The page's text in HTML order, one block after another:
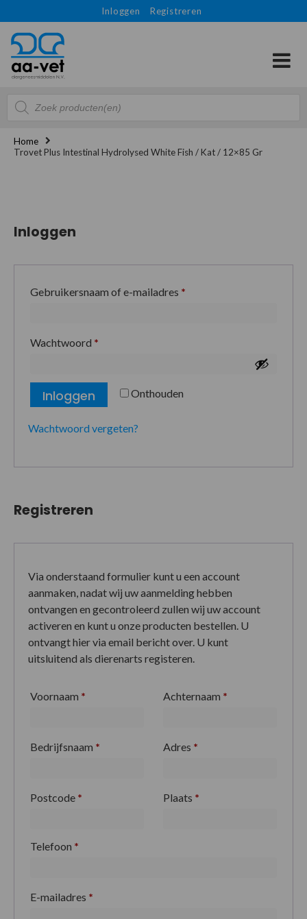
Inloggen Registreren
Producten
zoeken
Home
Trovet Plus Intestinal Hydrolysed White Fish / Kat / 12×85 Gr
Inloggen
Gebruikersnaam of e-mailadres *
Wachtwoord *
Onthouden
Inloggen
Wachtwoord vergeten?
Registreren
Via onderstaand formulier kunt u een account
aanmaken, nadat wij uw aanmelding hebben
ontvangen en gecontroleerd zullen wij uw account
activeren en kunt u onze producten bestellen. U
ontvangt hier via email bericht over. U kunt
uitsluitend als dierenarts registeren.
Voornaam * Achternaam *
Bedrijfsnaam * Adres *
Postcode * Plaats *
Telefoon *
E-mailadres *